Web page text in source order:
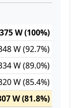
375 W (100%)
W (92.7%)
W (89.0%)
W (85.4%)
W (81.8%)